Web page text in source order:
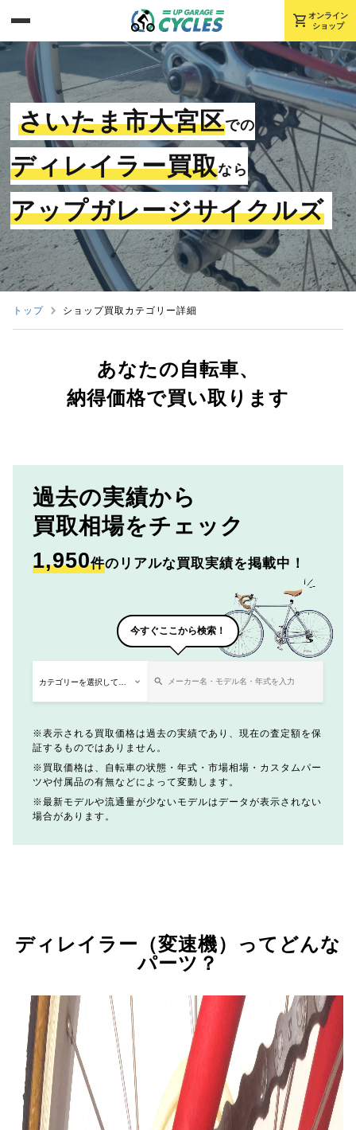
shopping_cart オンライン
ショップ
さいたま市大宮区での
ディレイラー買取なら
アップガレージサイクルズ
トップ ショップ買取カテゴリー詳細
あなたの自転車、
納得価格で買い取ります
過去の実績から
買取相場をチェック
1,950件のリアルな買取実績を掲載中！
今すぐここから検索！
表示される買取価格は過去の実績であり、現在の査定額を保
証するものではありません。
買取価格は、自転車の状態・年式・市場相場・カスタムパー
ツや付属品の有無などによって変動します。
最新モデルや流通量が少ないモデルはデータが表示されない
場合があります。
ディレイラー（変速機）ってどんな
パーツ？